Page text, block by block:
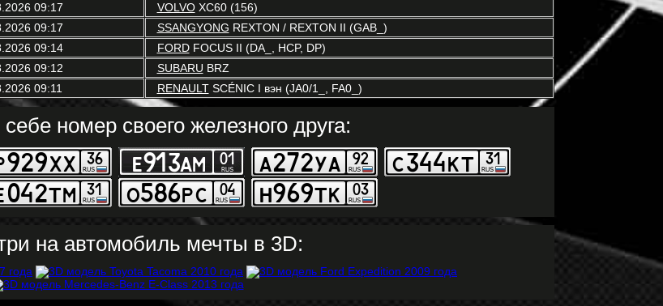
09:17 VOLVOXC60 (156)
09:17 SSANGYONG REXTON / REXTON II (GAB_)
09:14 FORDFOCUS II (DA_, HCP, DP)
09:12 SUBARU BRZ
09:11 RENAULTSCÉNIC I вэн (JA0/1_, FA0_)
номер своего железного друга:
на автомобиль мечты в 3D: